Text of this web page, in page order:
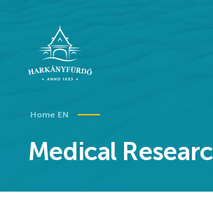
About us
HU EN
Home EN
Medical